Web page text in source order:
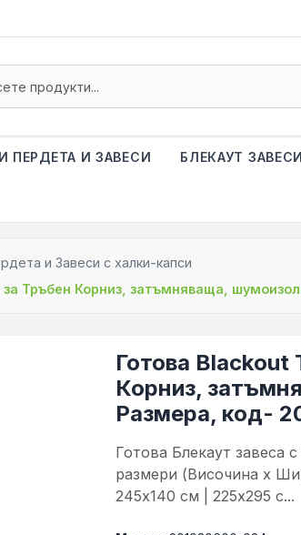
ПЕРДЕТА И ЗАВЕСИ БЛЕКАУТ ЗАВЕСИ
и Завеси с халки-капси
за Тръбен Корниз, затъмняваща,
Готова Blackout
Корниз,
Размера, код-
Готова Блекаут завеса
размери (Височина х
245x140 см | 225x295 с...